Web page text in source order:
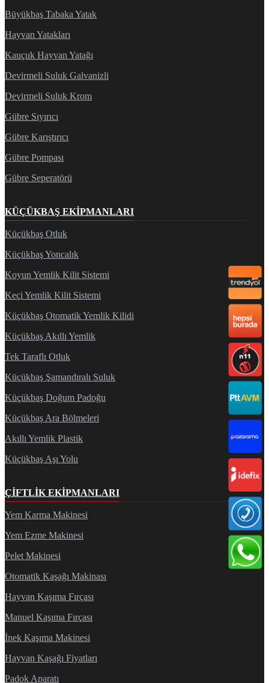
Büyükbaş Tabaka Yatak
Hayvan Yatakları
Kauçuk Hayvan Yatağı
Devirmeli Suluk Galvanizli
Devirmeli Suluk Krom
Gübre Sıyırıcı
Gübre Karıştırıcı
Gübre Pompası
Gübre Seperatörü
KÜÇÜKBAŞ EKIPMANLARI
Küçükbaş Otluk
Küçükbaş Yoncalık
Koyun Yemlik Kilit Sistemi
Keçi Yemlik Kilit Sistemi
Küçükbaş Otomatik Yemlik Kilidi
Küçükbaş Akıllı Yemlik
Tek Taraflı Otluk
Küçükbaş Şamandıralı Suluk
Küçükbaş Doğum Padoğu
Küçükbaş Ara Bölmeleri
Akıllı Yemlik Plastik
Küçükbaş Aşı Yolu
ÇIFTLIK EKIPMANLARI
Yem Karma Makinesi
Yem Ezme Makinesi
Pelet Makinesi
Otomatik Kaşağı Makinası
Hayvan Kaşıma Fırçası
Manuel Kaşıma Fırçası
İnek Kaşıma Makinesi
Hayvan Kaşağı Fiyatları
Padok Aparatı